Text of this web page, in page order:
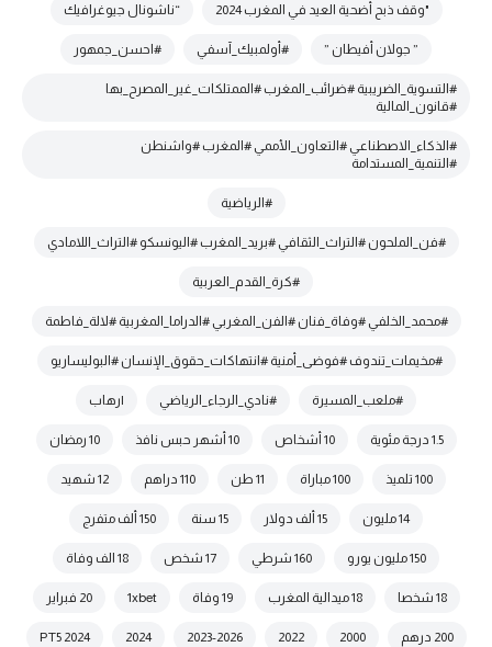
"وقف ذبح أضحية العيد في المغرب 2024 “ناشونال جيوغرافيك
” جولان أفيطان ” #أولمبيك_آسفي #احسن_جمهور
#التسوية_الضريبية #ضرائب_المغرب #الممتلكات_غير_المصرح_بها
#قانون_المالية
#الذكاء_الاصطناعي #التعاون_الأممي #المغرب #واشنطن
#التنمية_المستدامة
#الرياضية
#فن_الملحون #التراث_الثقافي #بريد_المغرب #اليونسكو #التراث_اللامادي
#كرة_القدم_العربية
#محمد_الخلفي #وفاة_فنان #الفن_المغربي #الدراما_المغربية #لالة_فاطمة
#مخيمات_تندوف #فوضى_أمنية #انتهاكات_حقوق_الإنسان #البوليساريو
#ملعب_المسيرة #نادي_الرجاء_الرياضي |رهاب
1.5 درجة مئوية 10 أشخاص 10 أشهر حبس نافذ 10 رمضان
100 تلميذ 100 مباراة 11 طن 110 دراهم 12 شهيد
14 مليون 15 ألف دولار 15 سنة 150 ألف متفرج
150 مليون يورو 160 شرطي 17 شخص 18 الف وفاة
18 شخصا 18 ميدالية المغرب 19 وفاة 1xbet 20 فبراير
200 درهم 2000
2022
2023-2026
2024
2024 PT5